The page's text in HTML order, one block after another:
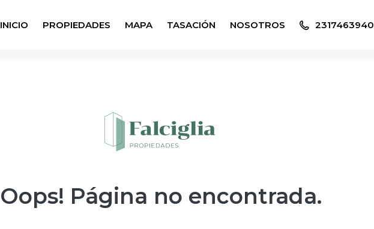
INICIO PROPIEDADES MAPA TASACIÓN NOSOTROS 2317463940
Oops! Página no encontrada.